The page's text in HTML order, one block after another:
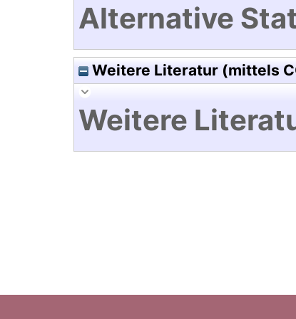
Alternative
Weitere Literatur (mittels
Weitere